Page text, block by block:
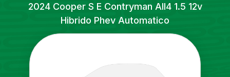
2024 Cooper S E Contryman All4 1.5 12v
Hibrido Phev Automatico